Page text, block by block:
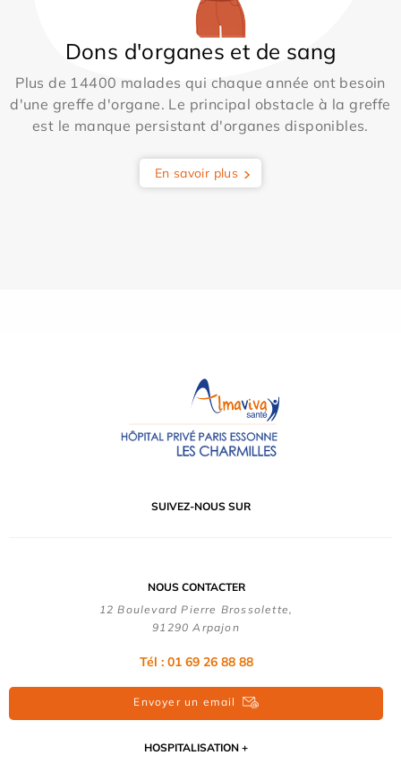
Dons d'organes et de sang
Plus de 14400 malades qui chaque année ont besoin
d'une greffe d'organe. Le principal obstacle à la greffe
est le manque persistant d'organes disponibles.
En savoir plus
SUIVEZ-NOUS SUR
NOUS CONTACTER
12 Boulevard Pierre Brossolette,
91290 Arpajon
Tél : 01 69 26 88 88
Envoyer un email
HOSPITALISATION